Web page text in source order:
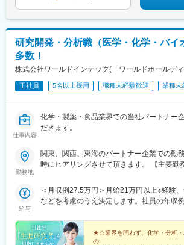
研究開発・分析職（医学・化学・バイ
多数！
株式会社ワールドインテック(「ワールドホールデ
正社員 5名以上採用 職種未経験歓迎 業種未
仕事内容
化学・製薬・食品業界での当社パートナー
だきます。
勤務地
関東、関西、東海のパートナー企業での勤
時にヒアリングさせて頂きます。 【主要勤
岡、愛知＼NEW！エリア制度導入／全国で
も、好きな場所で研究をしたい方も、ご希
い！詳細は選考時にご案内いたします。
給与
＜月収例27.5万円＞月給21万円以上※経験
などを考慮のうえ決定します。社員の年収
収 750万】56歳
★☆業界を問わず、化学・分析・
の